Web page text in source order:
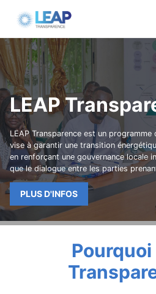
LEAP
LEAP Transparence est un programme
vise à garantir une transition
en renforçant une gouvernance locale
que le dialogue entre les parties
PLUS D'INFOS
Pourquoi